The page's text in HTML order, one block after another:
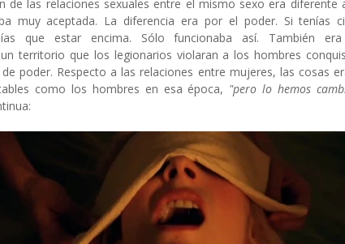
de las relaciones sexuales entre el mismo sexo era diferente
muy aceptada. La diferencia era por el poder. Si tenías
que estar encima. Sólo funcionaba así. También
territorio que los legionarios violaran a los hombres
poder. Respecto a las relaciones entre mujeres, las cosas
como los hombres en esa época, "pero lo hemos